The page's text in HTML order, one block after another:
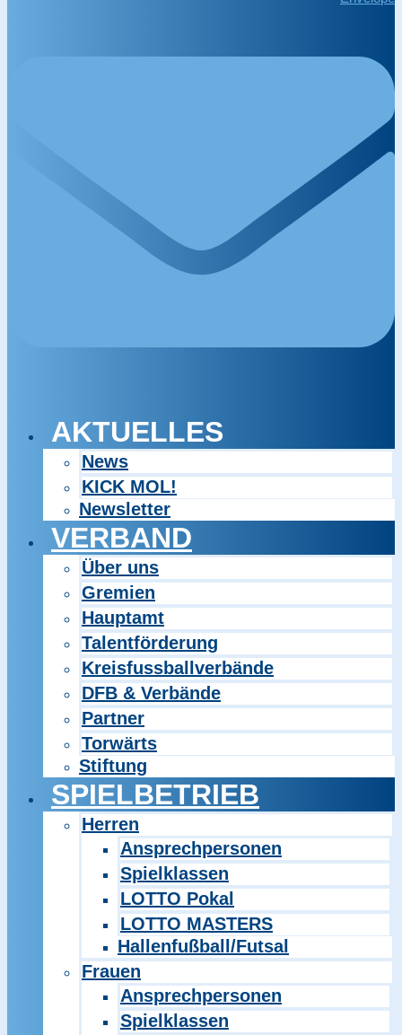
AKTUELLES
News
KICK MOL!
Newsletter
VERBAND
Über uns
Gremien
Hauptamt
Talentförderung
Kreisfussballverbände
DFB & Verbände
Partner
Torwärts
Stiftung
SPIELBETRIEB
Herren
Ansprechpersonen
Spielklassen
LOTTO Pokal
LOTTO MASTERS
Hallenfußball/Futsal
Frauen
Ansprechpersonen
Spielklassen